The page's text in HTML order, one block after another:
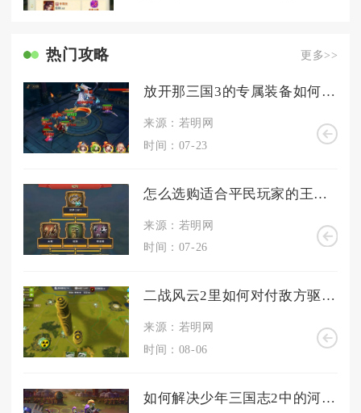
热门攻略 更多>>
放开那三国3的专属装备如何获取
来源：若明网
时间：07-23
怎么选购适合平民玩家的王国纪元三兵战斗装备
来源：若明网
时间：07-26
二战风云2里如何对付敌方驱逐舰
来源：若明网
时间：08-06
如何解决少年三国志2中的河内关隘